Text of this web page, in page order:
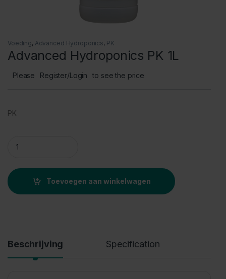
Voeding, Advanced Hydroponics, PK
Advanced Hydroponics PK 1L
Please Register/Login to see the price
PK
Toevoegen aan winkelwagen
Beschrijving Specification